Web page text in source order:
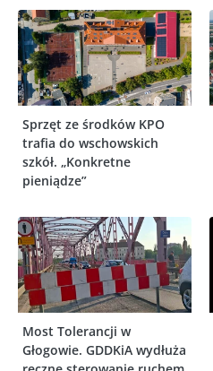
Sprzęt ze środków KPO
trafia do wschowskich
szkół. „Konkretne
pieniądze”
Most Tolerancji w
Głogowie. GDDKiA wydłuża